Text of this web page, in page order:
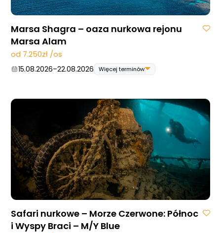
Marsa Shagra – oaza nurkowa rejonu
Marsa Alam
od 7.250zł /os
15.08.2026–22.08.2026 Więcej terminów
05.09.2026
12.09.2026
12.09.2026
19.09.2026
03.10.2026 –
10.10.2026
10.10.2026
–
17.10.2026
31.10.2026
–
07.11.2026
21.11.2026
–
28.11.2026
28.11.2026
– 05.12.2026
05.12.2026 – 12.12.2026
Safari nurkowe – Morze Czerwone: Północ
i Wyspy Braci – M/Y Blue